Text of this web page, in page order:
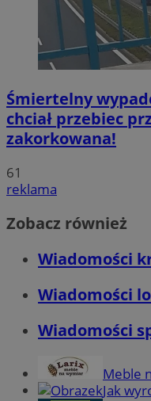
Śmiertelny
chciał przebiec
zakorkowana!
61
reklama
Zobacz również
Wiadomości
Wiadomości
Wiadomości
Meble
Jak